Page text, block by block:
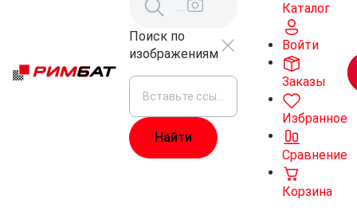
Поиск по
изображениям
Каталог
Войти
Заказы
Избранное
Сравнение
Корзина